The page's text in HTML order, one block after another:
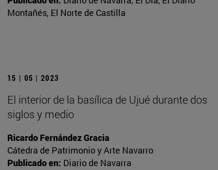
Montañés, El Norte de Castilla
15 | 05 | 2023
El interior de la basílica de Ujué durante dos
siglos y medio
Ricardo Fernández Gracia
Cátedra de Patrimonio y Arte Navarro
Publicado en: Diario de Navarra